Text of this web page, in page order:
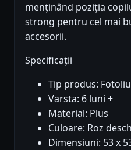
menținând poziția
strong pentru cel mai
accesorii.
Specificații
Tip produs: Fotoliu
Varsta: 6 luni +
Material: Plus
Culoare: Roz
Dimensiuni: 53 x